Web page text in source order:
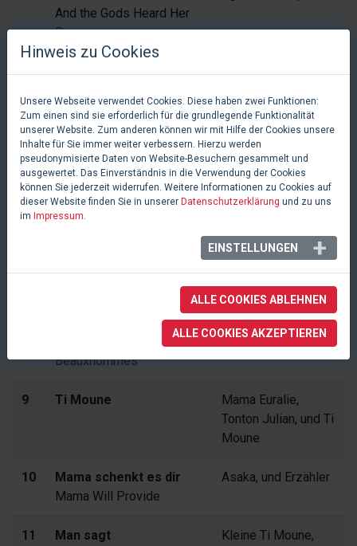
And the Gods Heard Her
Prayer
5
Sturm
Agwe, und Erzähler
6
Tod
Pray
Ti Moune, Mama
Euralie, Tonton
Julian, Torwächter,
und Erzähler
Beauxhomme, Papa
Ge, und Erzähler
The Sad Tale of the
Beauxhommes
Armand, Daniel
Beauxhomme, und
Erzähler
9 Ti Moune
Mama Euralie,
Tonton Julian, und Ti
Moune
10
Mama schenkt es dir
Mama Will Provide
Asaka, und Erzähler
11
Man sagt
Kleine Ti Moune,
Hinweis zu Cookies
Unsere Webseite verwendet Cookies. Diese haben zwei Funktionen:
Zum einen sind sie erforderlich für die grundlegende Funktionalität
unserer Website. Zum anderen können wir mit Hilfe der Cookies unsere
Inhalte für Sie immer weiter verbessern. Hierzu werden
pseudonymisierte Daten von Website-Besuchern gesammelt und
ausgewertet. Das Einverständnis in die Verwendung der Cookies
können Sie jederzeit widerrufen. Weitere Informationen zu Cookies auf
dieser Website finden Sie in unserer Datenschutzerklärung und zu uns
im Impressum.
EINSTELLUNGEN
ALLE COOKIES ABLEHNEN
ALLE COOKIES AKZEPTIEREN